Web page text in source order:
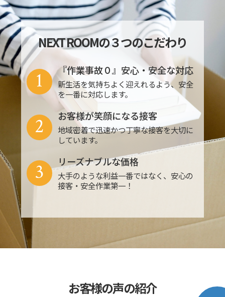
NEXT ROOMの３つのこだわり
『作業事故０』安心・安全な対応
新生活を気持ちよく迎えれるよう、安全
を一番に対応します。
1
お客様が笑顔になる接客
地域密着で迅速かつ丁寧な接客を大切に
しています。
2
リーズナブルな価格
大手のような利益一番ではなく、安心の
接客・安全作業第一！
3
お客様の声の紹介